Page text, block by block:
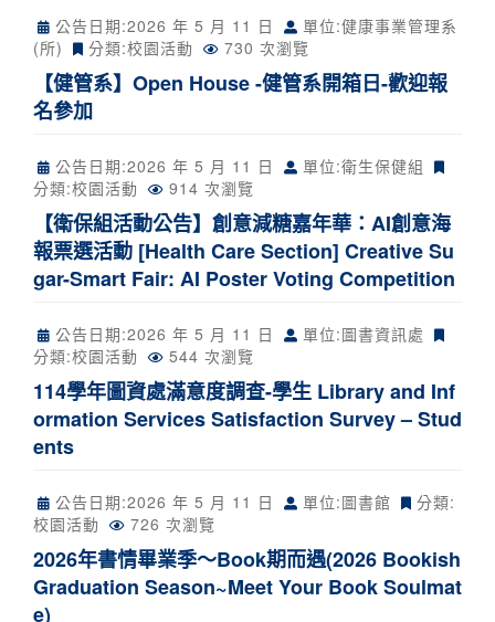
公告日期:2026 年 5 月 11 日
單位:健康事業管理系
(所)
分類:校園活動 730 次瀏覽
【健管系】Open House -健管系開箱日-歡迎報
名參加
公告日期:2026 年 5 月 11 日
單位:衛生保健組
分類:校園活動 914 次瀏覽
【衛保組活動公告】創意減糖嘉年華：AI創意海
報票選活動 [Health Care Section] Creative Su
gar-Smart Fair: AI Poster Voting Competition
公告日期:2026 年 5 月 11 日
單位:圖書資訊處
分類:校園活動 544 次瀏覽
114學年圖資處滿意度調查-學生 Library and Inf
ormation Services Satisfaction Survey – Stud
ents
公告日期:2026 年 5 月 11 日 單位:圖書館
分類:
校園活動
726 次瀏覽
2026年書情畢業季～Book期而遇(2026 Bookish
Graduation Season~Meet Your Book Soulmat
e)